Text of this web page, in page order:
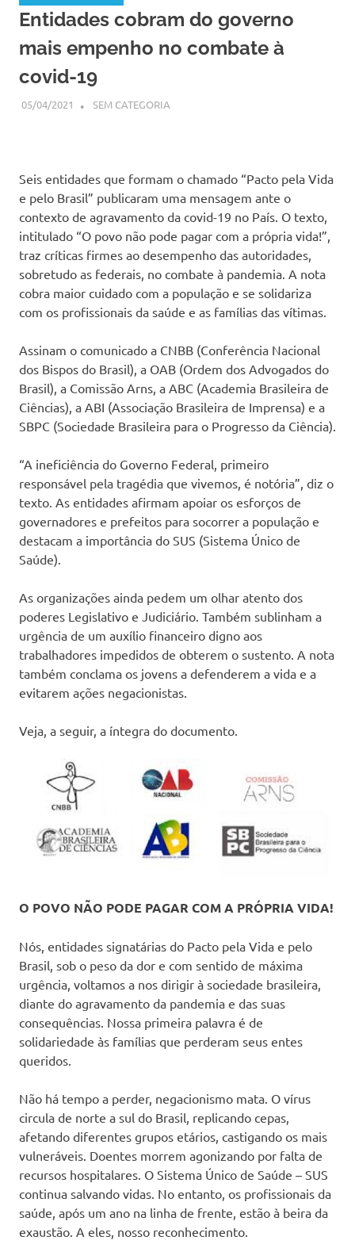
Entidades cobram do governo
mais empenho no combate à
covid-19
05/04/2021 SSPS BRASIL
SEM CATEGORIA
Seis entidades que formam o chamado “Pacto pela Vida
e pelo Brasil” publicaram uma mensagem ante o
contexto de agravamento da covid-19 no País. O texto,
intitulado “O povo não pode pagar com a própria vida!”,
traz críticas firmes ao desempenho das autoridades,
sobretudo as federais, no combate à pandemia. A nota
cobra maior cuidado com a população e se solidariza
com os profissionais da saúde e as famílias das vítimas.
Assinam o comunicado a CNBB (Conferência Nacional
dos Bispos do Brasil), a OAB (Ordem dos Advogados do
Brasil), a Comissão Arns, a ABC (Academia Brasileira de
Ciências), a ABI (Associação Brasileira de Imprensa) e a
SBPC (Sociedade Brasileira para o Progresso da Ciência).
“A ineficiência do Governo Federal, primeiro
responsável pela tragédia que vivemos, é notória”, diz o
texto. As entidades afirmam apoiar os esforços de
governadores e prefeitos para socorrer a população e
destacam a importância do SUS (Sistema Único de
Saúde).
As organizações ainda pedem um olhar atento dos
poderes Legislativo e Judiciário. Também sublinham a
urgência de um auxílio financeiro digno aos
trabalhadores impedidos de obterem o sustento. A nota
também conclama os jovens a defenderem a vida e a
evitarem ações negacionistas.
Veja, a seguir, a íntegra do documento.
O POVO NÃO PODE PAGAR COM A PRÓPRIA VIDA!
Nós, entidades signatárias do Pacto pela Vida e pelo
Brasil, sob o peso da dor e com sentido de máxima
urgência, voltamos a nos dirigir à sociedade brasileira,
diante do agravamento da pandemia e das suas
consequências. Nossa primeira palavra é de
solidariedade às famílias que perderam seus entes
queridos.
Não há tempo a perder, negacionismo mata. O vírus
circula de norte a sul do Brasil, replicando cepas,
afetando diferentes grupos etários, castigando os mais
vulneráveis. Doentes morrem agonizando por falta de
recursos hospitalares. O Sistema Único de Saúde – SUS
continua salvando vidas. No entanto, os profissionais da
saúde, após um ano na linha de frente, estão à beira da
exaustão. A eles, nosso reconhecimento.